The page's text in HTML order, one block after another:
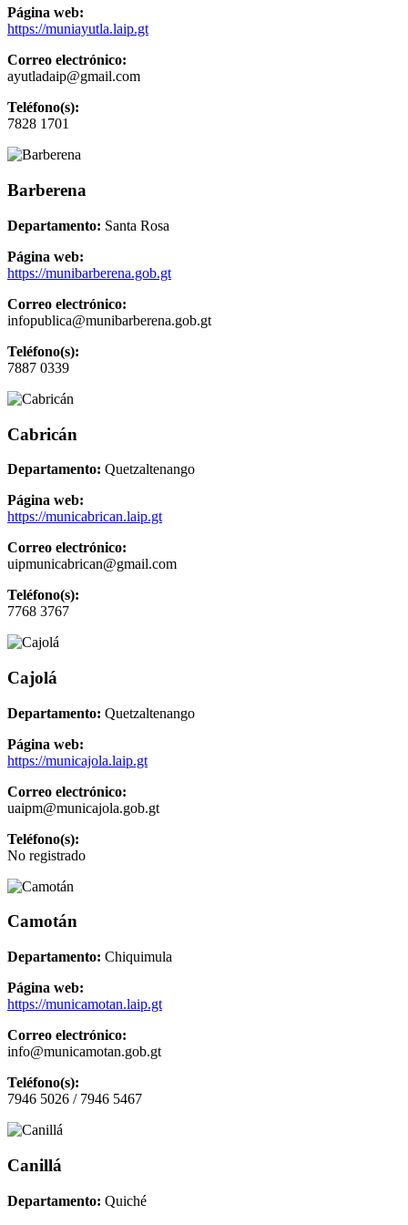
Página web:
https://muniayutla.laip.gt
Correo electrónico:
ayutladaip@gmail.com
Teléfono(s):
7828 1701
Barberena
Departamento: Santa Rosa
Página web:
https://munibarberena.gob.gt
Correo electrónico:
infopublica@munibarberena.gob.gt
Teléfono(s):
7887 0339
Cabricán
Departamento: Quetzaltenango
Página web:
https://municabrican.laip.gt
Correo electrónico:
uipmunicabrican@gmail.com
Teléfono(s):
7768 3767
Cajolá
Departamento: Quetzaltenango
Página web:
https://municajola.laip.gt
Correo electrónico:
uaipm@municajola.gob.gt
Teléfono(s):
No registrado
Camotán
Departamento: Chiquimula
Página web:
https://municamotan.laip.gt
Correo electrónico:
info@municamotan.gob.gt
Teléfono(s):
7946 5026 / 7946 5467
Canillá
Departamento: Quiché